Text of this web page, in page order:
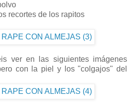
recortes de los rapitos
ver en las siguientes imágenes
con la piel y los "colgajos" del